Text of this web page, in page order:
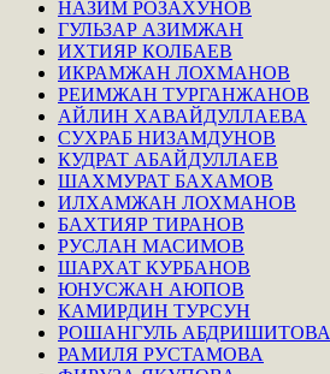
НАЗИМ РОЗАХУНОВ
ГУЛЬЗАР АЗИМЖАН
ИХТИЯР КОЛБАЕВ
ИКРАМЖАН ЛОХМАНОВ
РЕИМЖАН ТУРГАНЖАНОВ
АЙЛИН ХАВАЙДУЛЛАЕВА
СУХРАБ НИЗАМДУНОВ
КУДРАТ АБАЙДУЛЛАЕВ
ШАХМУРАТ БАХАМОВ
ИЛХАМЖАН ЛОХМАНОВ
БАХТИЯР ТИРАНОВ
РУСЛАН МАСИМОВ
ШАРХАТ КУРБАНОВ
ЮНУСЖАН АЮПОВ
КАМИРДИН ТУРСУН
РОШАНГУЛЬ АБДРИШИТОВА
РАМИЛЯ РУСТАМОВА